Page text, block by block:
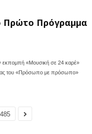
Πρώτο Πρόγραμμα
«Μουσική σε 24 καρέ»
του «Πρόσωπο με πρόσωπο»
485